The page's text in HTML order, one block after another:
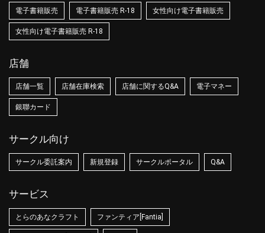
電子書籍販売 電子書籍販売 R-18 女性向け電子書籍販売
女性向け電子書籍販売 R-18
店舗
店舗一覧 店舗在庫検索 店舗に関するQ&A 電子マネー
銀聯カード
サークル向け
サークル委託案内 新規登録 サークルポータル Q&A
サービス
とらのあなクラフト ファンティア[Fantia]